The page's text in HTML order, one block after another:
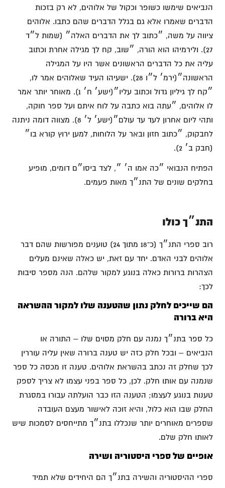
הנביאים שימשו כשופר וכקול של אלוהים, לא רק בזכות
הדברים שאמרו אלא גם בגלל הדברים שהם כתבו. אלוהים
ציווה על משה, ״כתוב לך את הדברים האלה״ (שמות ל״ד
27). ולירמיהו הוא הורה, ״שוב, קח לך מגילה אחרת וכתוב
עליה את כל הדברים הראשונים אשר היו על המגילה
הראשונה״(ירמ׳ ל״ו 28). ישעיהו העיד שאלוהים אמר לו,
״קח לך גיליון גדול וכתוב עליו״(ישע׳ ח׳ 1). מאוחר יותר אמר
לו אלוהים, ״עתה בוא כתבה על לוח איתם ועל ספר חוקה,
ותהי ליום אחרון לעד עד עולם״(ישע׳ ל׳ 8). מצווה דומה ניתנה
לחבקוק, ״כתוב חזון ובאר על הלוחות, למען ירוץ קורא בו״
(חבק ב׳ 2).
הפתיח הנבואי ״כה אמו ה׳ ״, לצד ביסו״ם דומים, מופיע
בחלקים שונים של התנ״ך מאות פעמים.
התנ״ך כולו
רוב ספרי התנ״ך (כ־18 מתוך 24) טוענים מפורשות שהם דבר
אלוהים לבני האדם. יחד עם זאת, יש כאלה שאינם מעלים
הצהרות ברורות כאלה בנוגע למקור שלהם. הנה מספר סיבות
לכך:
הם שייכים לחלק נתון שהטענה שלו למקור ההשראה
היא ברורה
כל ספר בתנ״ך נמנה עם חלק מסוים שלו – התורה או
הנביאים – ובכל חלק כזה יש טענה ברורה שאין עליה עוררין
לכך שחלק זה נכתב בהשראת אלוהים. טענה זו מכסה כל ספר
שנמנה עם אותו חלק. לכן, כל ספר בפני עצמו לא צריך לספק
טענות בנוגע לעצמו; הטענה הזו כבר הועלתה עבורו במסגרת
החלק שבו הוא כלול, והיא זוכה לאישור מעצם העובדה
שספרים מאוחרים יותר שנכללו בתנ״ך מתייחסים לסמכות שיש
לאותו חלק שלם.
אופיים של ספרי היסטוריה ושירה
ספרי ההיסטוריה והשירה בתנ״ך הם היחידים שלא תמיד